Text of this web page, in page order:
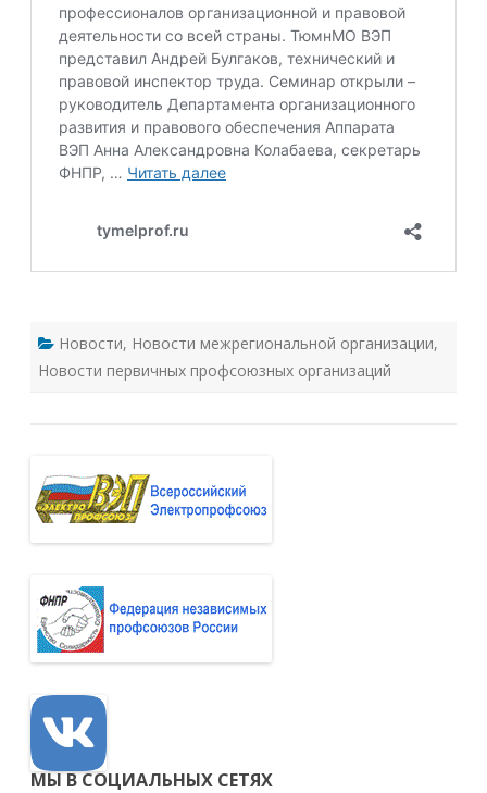
Новости, Новости межрегиональной организации,
Новости первичных профсоюзных организаций
МЫ В СОЦИАЛЬНЫХ СЕТЯХ